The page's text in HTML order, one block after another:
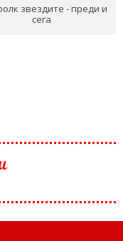
звездите - преди и
сега